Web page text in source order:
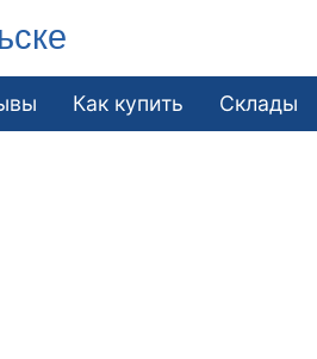
Как купить Склады